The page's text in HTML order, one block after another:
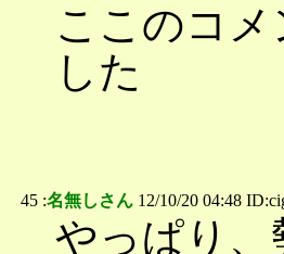
ここのコ
した
45 :名無しさん 12/10/20 04:48
やっぱり